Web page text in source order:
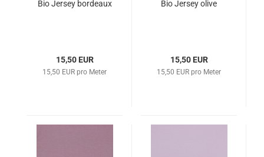
Bio Jersey bordeaux
15,50 EUR
15,50 EUR pro Meter
Bio Jersey olive
15,50 EUR
15,50 EUR pro Meter